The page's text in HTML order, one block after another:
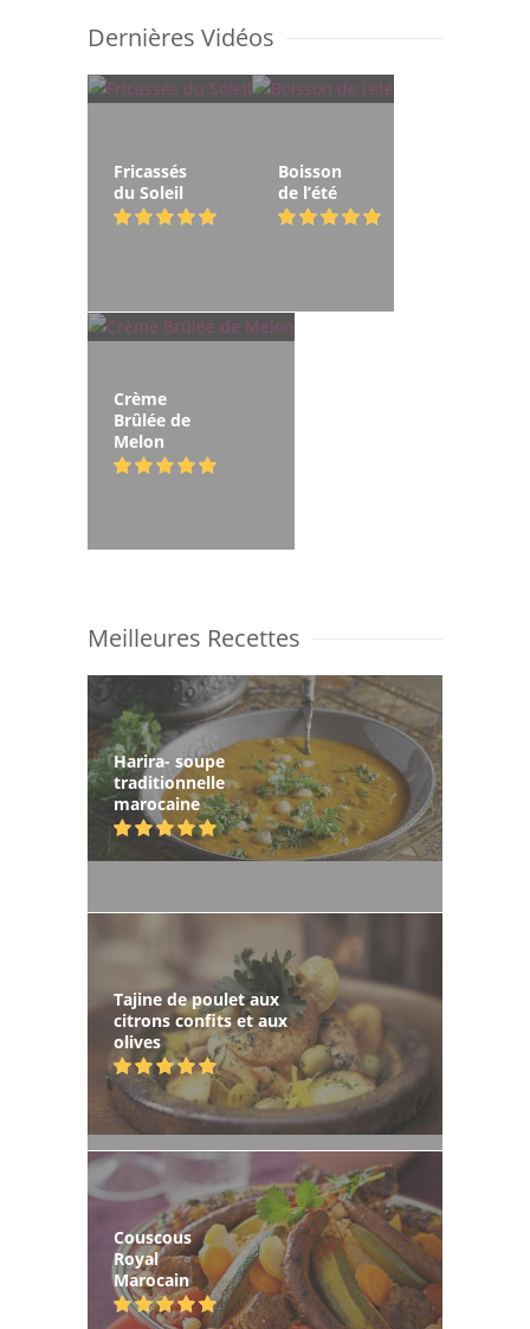
Dernières Vidéos
Fricassés
du Soleil
Boisson
de l’été
Crème
Brûlée de
Melon
Meilleures Recettes
Harira- soupe
traditionnelle
marocaine
Tajine de poulet aux
citrons confits et aux
olives
Couscous
Royal
Marocain